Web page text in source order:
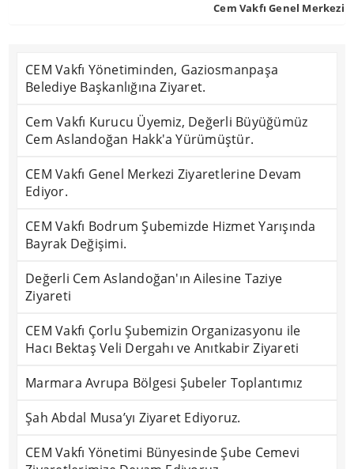
Cem Vakfı Genel Merkezi
CEM Vakfı Yönetiminden, Gaziosmanpaşa
Belediye Başkanlığına Ziyaret.
Cem Vakfı Kurucu Üyemiz, Değerli Büyüğümüz
Cem Aslandoğan Hakk'a Yürümüştür.
CEM Vakfı Genel Merkezi Ziyaretlerine Devam
Ediyor.
CEM Vakfı Bodrum Şubemizde Hizmet Yarışında
Bayrak Değişimi.
Değerli Cem Aslandoğan'ın Ailesine Taziye
Ziyareti
CEM Vakfı Çorlu Şubemizin Organizasyonu ile
Hacı Bektaş Veli Dergahı ve Anıtkabir Ziyareti
Marmara Avrupa Bölgesi Şubeler Toplantımız
Şah Abdal Musa’yı Ziyaret Ediyoruz.
CEM Vakfı Yönetimi Bünyesinde Şube Cemevi